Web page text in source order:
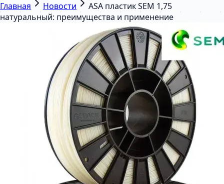
Главная Новости
ASA пластик SEM 1,75
натуральный: преимущества и применение